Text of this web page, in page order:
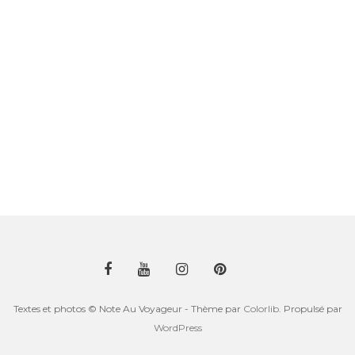
Textes et photos © Note Au Voyageur - Thème par Colorlib. Propulsé par
WordPress